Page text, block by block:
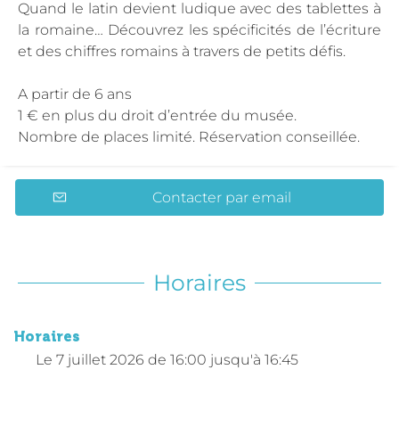
Quand le latin devient ludique avec des tablettes à
la romaine… Découvrez les spécificités de l’écriture
et des chiffres romains à travers de petits défis.
A partir de 6 ans
1 € en plus du droit d’entrée du musée.
Nombre de places limité. Réservation conseillée.
Contacter par email
Horaires
Horaires
Le 7 juillet 2026 de 16:00 jusqu'à 16:45